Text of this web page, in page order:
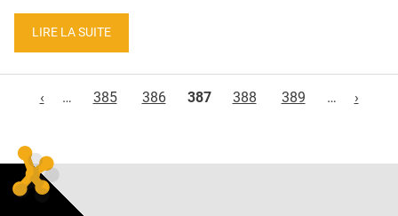
LIRE LA SUITE
‹
… 385 386 387 388 389 … ›